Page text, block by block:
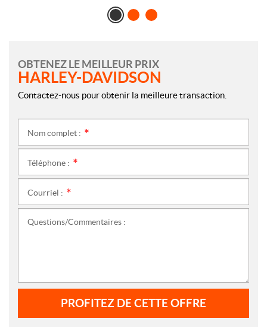
OBTENEZ LE MEILLEUR PRIX
HARLEY-DAVIDSON
Contactez-nous pour obtenir la meilleure transaction.
Nom complet :
Téléphone :
Courriel :
Questions/Commentaires :
PROFITEZ DE CETTE OFFRE